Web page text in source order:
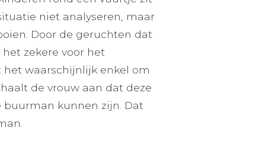
niet analyseren, maar
Door de geruchten dat
zekere voor het
het waarschijnlijk enkel om
de vrouw aan dat deze
buurman kunnen zijn. Dat